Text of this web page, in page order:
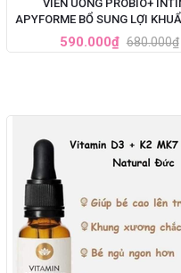
VIÊN UỐNG PROBIO+
APYFORME BỔ SUNG LỢI KHUẨN VÙNG
KÍN 60 VIÊN CỦA PHÁP
590.000₫ 680.000₫